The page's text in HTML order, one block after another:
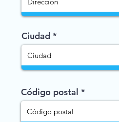
Ciudad
Código postal